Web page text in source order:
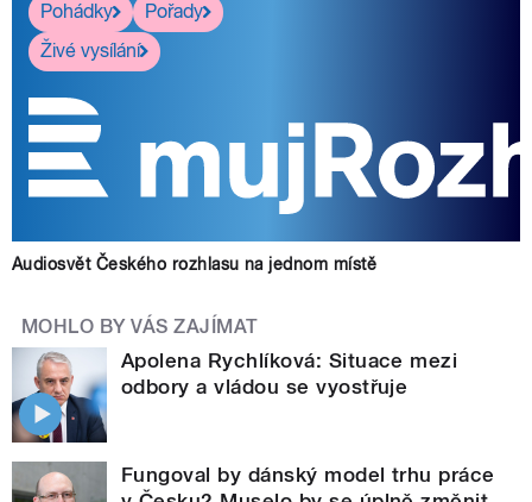
Pohádky
Pořady
Živé vysílání
Audiosvět Českého rozhlasu na jednom místě
MOHLO BY VÁS ZAJÍMAT
Apolena Rychlíková: Situace mezi
odbory a vládou se vyostřuje
Fungoval by dánský model trhu práce